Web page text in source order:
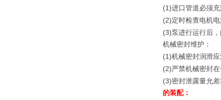
(1)进口管道必须
(2)定时检查电机
(3)泵进行运行后
机械密封维护：
(1)机械密封润滑
(2)严禁机械密封
(3)密封泄露量允差
的装配：